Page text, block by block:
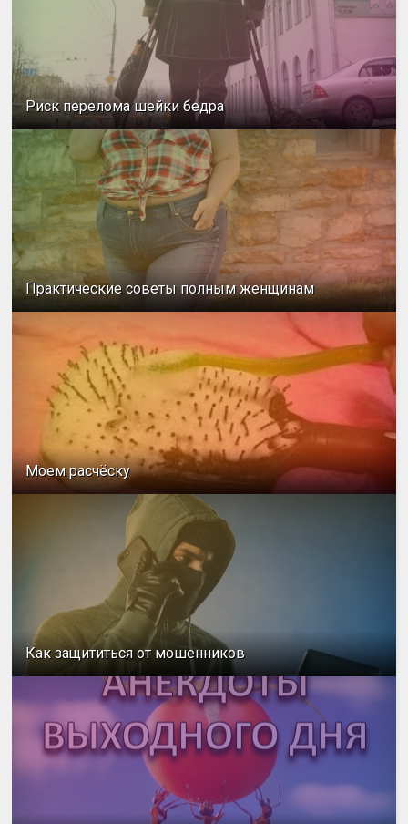
Риск перелома шейки бедра
Практические советы полным женщинам
Моем расчёску
Как защититься от мошенников